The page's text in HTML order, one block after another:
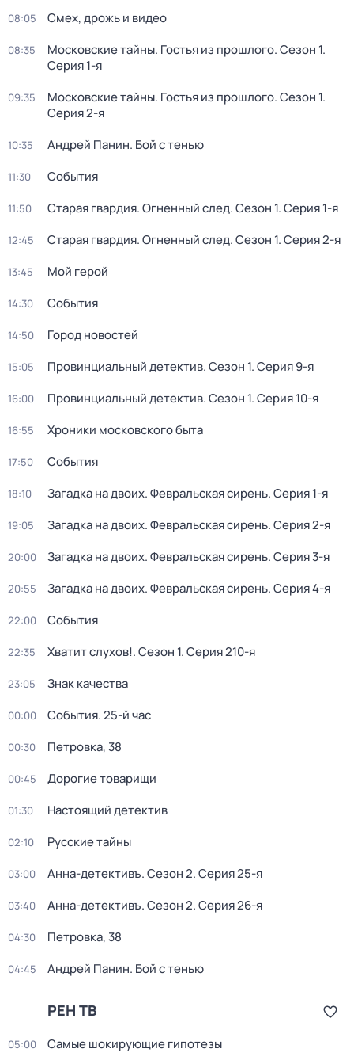
08:05 Смех, дрожь и видео
08:35 Московские тайны. Гостья из прошлого. Сезон 1.
Серия 1-я
09:35 Московские тайны. Гостья из прошлого. Сезон 1.
Серия 2-я
10:35 Андрей Панин. Бой с тенью
11:30 События
11:50 Старая гвардия. Огненный след. Сезон 1. Серия 1-я
12:45 Старая гвардия. Огненный след. Сезон 1. Серия 2-я
13:45 Мой герой
14:30 События
14:50 Город новостей
15:05 Провинциальный детектив. Сезон 1. Серия 9-я
16:00 Провинциальный детектив. Сезон 1. Серия 10-я
16:55 Хроники московского быта
17:50 События
18:10 Загадка на двоих. Февральская сирень. Серия 1-я
19:05 Загадка на двоих. Февральская сирень. Серия 2-я
20:00 Загадка на двоих. Февральская сирень. Серия 3-я
20:55 Загадка на двоих. Февральская сирень. Серия 4-я
22:00 События
22:35 Хватит слухов!. Сезон 1. Серия 210-я
23:05 Знак качества
00:00 События. 25-й час
00:30 Петровка, 38
00:45 Дорогие товарищи
01:30 Настоящий детектив
02:10 Русские тайны
03:00 Анна-детективъ. Сезон 2. Серия 25-я
03:40 Анна-детективъ. Сезон 2. Серия 26-я
04:30 Петровка, 38
04:45 Андрей Панин. Бой с тенью
РЕН ТВ
05:00 Самые шoкиpующие гипотезы